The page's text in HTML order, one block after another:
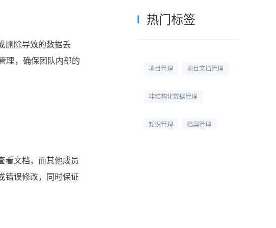
删除导致的数据丢
理，确保团队内部的
看文档，而其他成员
错误修改，同时保证
热门标签
项目管理 项目文档管理
非结构化数据管理
知识管理 档案管理